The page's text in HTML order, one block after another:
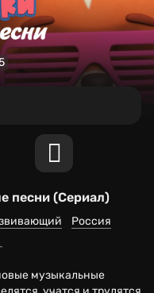
Россия
песни (Сериал)
музыкальные